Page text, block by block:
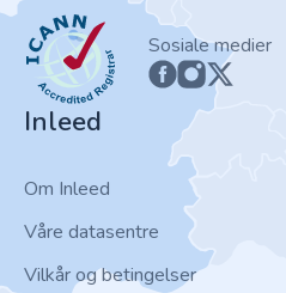
ICANN
Sosiale medier
Inleed
Om Inleed
Våre datasentre
Vilkår og betingelser